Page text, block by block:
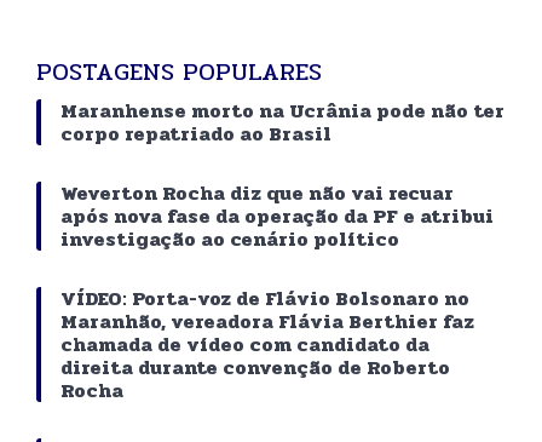
POSTAGENS POPULARES
Maranhense morto na Ucrânia pode não ter
corpo repatriado ao Brasil
Weverton Rocha diz que não vai recuar
após nova fase da operação da PF e atribui
investigação ao cenário político
VÍDEO: Porta-voz de Flávio Bolsonaro no
Maranhão, vereadora Flávia Berthier faz
chamada de vídeo com candidato da
direita durante convenção de Roberto
Rocha